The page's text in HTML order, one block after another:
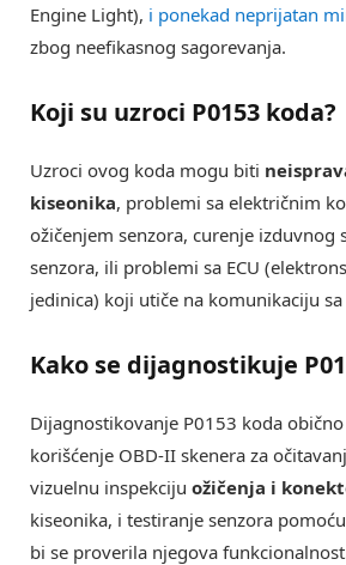
Engine Light), i ponekad neprijatan
zbog neefikasnog sagorevanja.
Koji su uzroci P0153 koda?
Uzroci ovog koda mogu biti
kiseonika, problemi sa električnim
ožičenjem senzora, curenje izduvnog
senzora, ili problemi sa ECU
jedinica) koji utiče na komunikaciju
Kako se dijagnostikuje
Dijagnostikovanje P0153 koda
korišćenje OBD-II skenera za
vizuelnu inspekciju ožičenja i
kiseonika, i testiranje senzora
bi se proverila njegova